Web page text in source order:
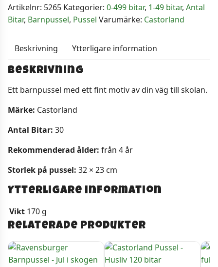
Artikelnr: 5265 Kategorier: 0-499 bitar, 1-49 bitar, Antal
Bitar, Barnpussel, Pussel Varumärke: Castorland
Beskrivning Ytterligare information
Beskrivning
Ett barnpussel med ett fint motiv av din väg till skolan.
Märke: Castorland
Antal Bitar: 30
Rekommenderad ålder: från 4 år
Storlek på pussel: 32 × 23 cm
Ytterligare information
Vikt 170 g
Relaterade produkter